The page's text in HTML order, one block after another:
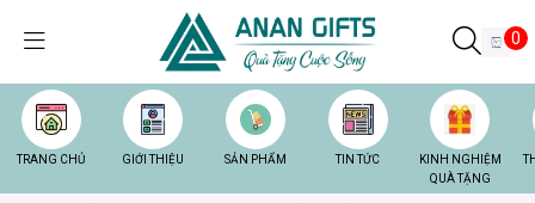
0
TRANG CHỦ GIỚI THIỆU SẢN PHẨM TIN TỨC
KINH NGHIỆM
QUÀ TẶNG